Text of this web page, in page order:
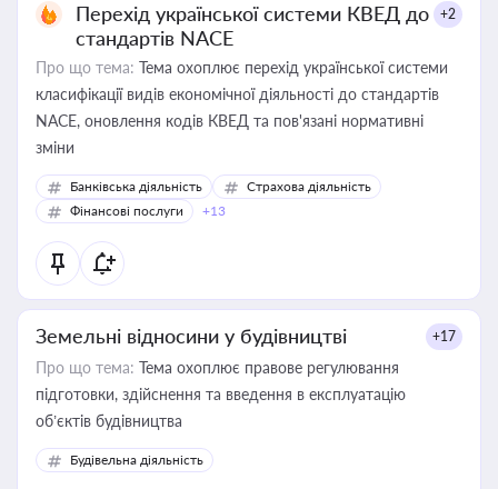
Перехід української системи КВЕД до
стандартів NACE
+2
Про що тема: Тема охоплює перехід української системи
класифікації видів економічної діяльності до стандартів
NACE, оновлення кодів КВЕД та пов'язані нормативні
зміни
Банківська діяльність
Страхова діяльність
Фінансові послуги
+13
Земельні відносини у будівництві +17
Про що тема: Тема охоплює правове регулювання
підготовки, здійснення та введення в експлуатацію
об’єктів будівництва
Будівельна діяльність